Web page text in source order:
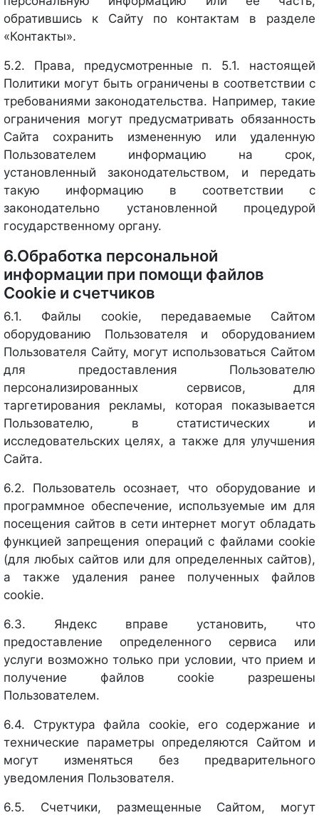
обратившись к Сайту по контактам в разделе
«Контакты».
5.2. Права, предусмотренные п. 5.1. настоящей
Политики могут быть ограничены в соответствии с
требованиями законодательства. Например, такие
ограничения могут предусматривать обязанность
Сайта сохранить измененную или удаленную
Пользователем информацию на срок,
установленный законодательством, и передать
такую информацию в соответствии с
законодательно установленной процедурой
государственному органу.
6.Обработка персональной
информации при помощи файлов
Cookie и счетчиков
6.1. Файлы cookie, передаваемые Сайтом
оборудованию Пользователя и оборудованием
Пользователя Сайту, могут использоваться Сайтом
для предоставления Пользователю
персонализированных сервисов, для
таргетирования рекламы, которая показывается
Пользователю, в статистических и
исследовательских целях, а также для улучшения
Сайта.
6.2. Пользователь осознает, что оборудование и
программное обеспечение, используемые им для
посещения сайтов в сети интернет могут обладать
функцией запрещения операций с файлами cookie
(для любых сайтов или для определенных сайтов),
а также удаления ранее полученных файлов
cookie.
6.3. Яндекс вправе установить, что
предоставление определенного сервиса или
услуги возможно только при условии, что прием и
получение файлов cookie разрешены
Пользователем.
6.4. Структура файла cookie, его содержание и
технические параметры определяются Сайтом и
могут изменяться без предварительного
уведомления Пользователя.
6.5. Счетчики, размещенные Сайтом, могут